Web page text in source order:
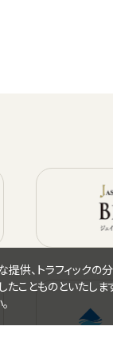
供、トラフィックの
ことものといたしま